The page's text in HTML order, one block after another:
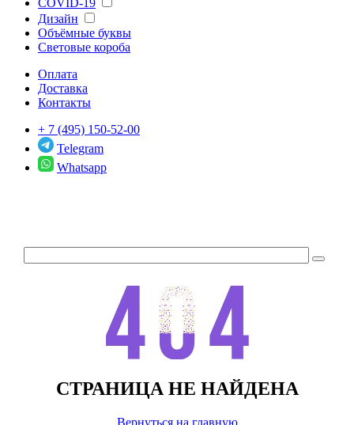
COVID-19
Дизайн
Объёмные буквы
Световые короба
Оплата
Доставка
Контакты
+ 7 (495) 150-52-00
Telegram
Whatsapp
СТРАНИЦА НЕ НАЙДЕНА
Вернуться на главную